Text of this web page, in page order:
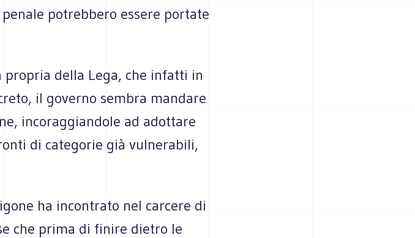
potrebbero essere portate
della Lega, che infatti in
il governo sembra mandare
incoraggiandole ad adottare
di categorie già vulnerabili,
ha incontrato nel carcere di
che prima di finire dietro le